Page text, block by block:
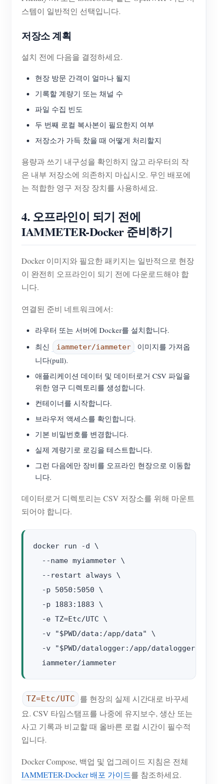
스템이 일반적인 선택입니다.
저장소 계획
설치 전에 다음을 결정하세요.
현장 방문 간격이 얼마나 될지
기록할 계량기 또는 채널 수
파일 수집 빈도
두 번째 로컬 복사본이 필요한지 여부
저장소가 가득 찼을 때 어떻게 처리할지
용량과 쓰기 내구성을 확인하지 않고 라우터의 작
은 내부 저장소에 의존하지 마십시오. 무인 배포에
는 적합한 영구 저장 장치를 사용하세요.
4. 오프라인이 되기 전에
IAMMETER-Docker 준비하기
Docker 이미지와 필요한 패키지는 일반적으로 현장
이 완전히 오프라인이 되기 전에 다운로드해야 합
니다.
연결된 준비 네트워크에서:
라우터 또는 서버에 Docker를 설치합니다.
최신
iammeter/iammeter
이미지를 가져옵
니다(pull).
애플리케이션 데이터 및 데이터로거 CSV 파일을
위한 영구 디렉토리를 생성합니다.
컨테이너를 시작합니다.
브라우저 액세스를 확인합니다.
기본 비밀번호를 변경합니다.
실제 계량기로 로깅을 테스트합니다.
그런 다음에만 장비를 오프라인 현장으로 이동합
니다.
데이터로거 디렉토리는 CSV 저장소를 위해 마운트
되어야 합니다.
docker run -d \
  --name myiammeter \
  --restart always \
  -p 5050:5050 \
  -p 1883:1883 \
  -e TZ=Etc/UTC \
  -v "$PWD/data:/app/data" \
  -v "$PWD/datalogger:/app/datalogger" \
TZ=Etc/UTC
를 현장의 실제 시간대로 바꾸세
요. CSV 타임스탬프를 나중에 유지보수, 생산 또는
사고 기록과 비교할 때 올바른 로컬 시간이 필수적
입니다.
Docker Compose, 백업 및 업그레이드 지침은 전체
IAMMETER-Docker 배포 가이드를 참조하세요.